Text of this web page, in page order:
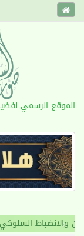
الموقع الرسمي
‹